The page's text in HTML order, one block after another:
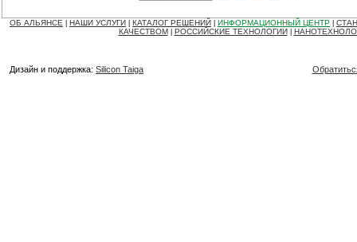
ОБ АЛЬЯНСЕ НАШИ УСЛУГИ КАТАЛОГ РЕШЕНИЙ ИНФОРМАЦИОННЫЙ ЦЕНТР
КАЧЕСТВОМ
РОССИЙСКИЕ ТЕХНОЛОГИИ
Дизайн и поддержка: Silicon Taiga